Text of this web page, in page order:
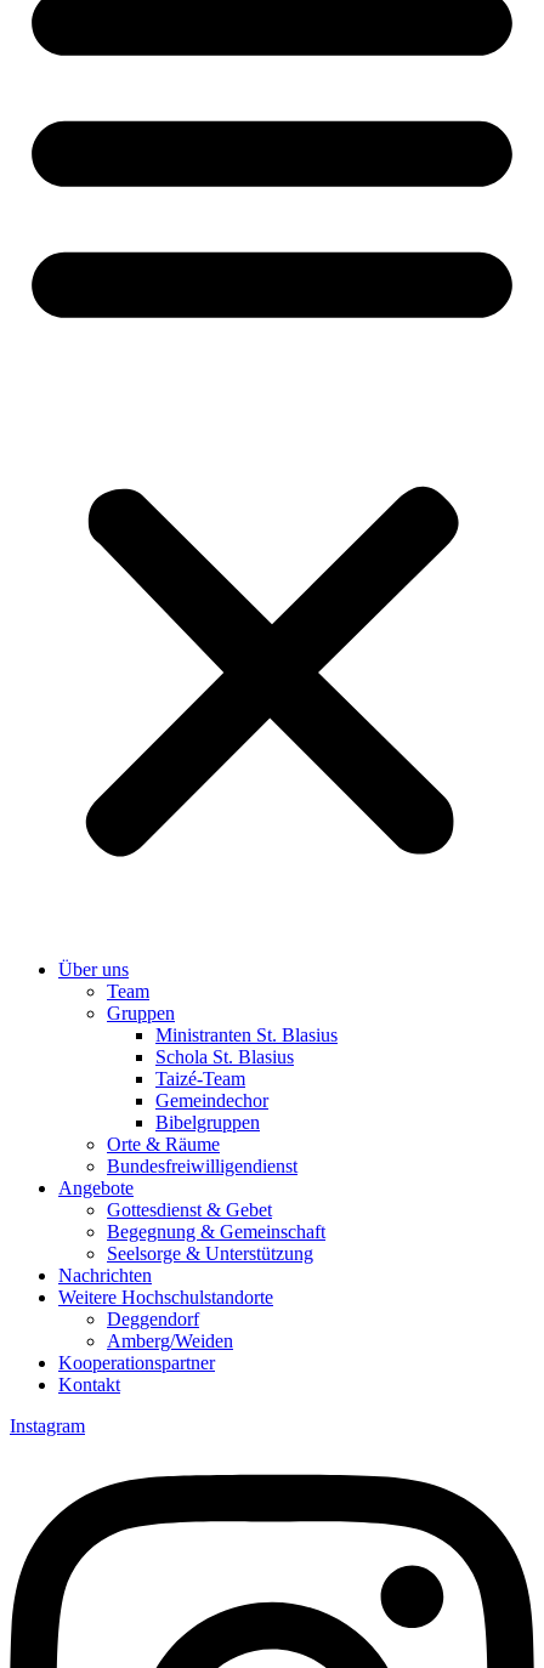
Über uns
Team
Gruppen
Ministranten St. Blasius
Schola St. Blasius
Taizé-Team
Gemeindechor
Bibelgruppen
Orte & Räume
Bundesfreiwilligendienst
Angebote
Gottesdienst & Gebet
Begegnung & Gemeinschaft
Seelsorge & Unterstützung
Nachrichten
Weitere Hochschulstandorte
Deggendorf
Amberg/Weiden
Kooperationspartner
Kontakt
Instagram